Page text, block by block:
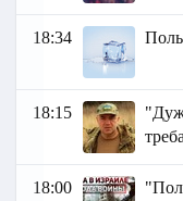
18:34
18:15
18:00